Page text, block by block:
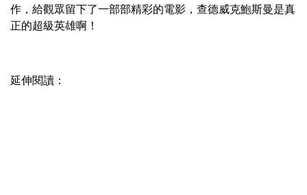
作，給觀眾留下了一部部精彩的電影，查德威克鮑斯曼是真
正的超級英雄啊！
延伸閱讀：